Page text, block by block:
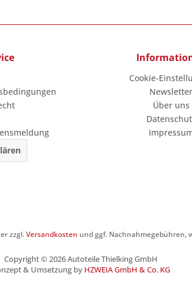
Cookie-
Newsletter
Über uns
zzgl.Versandkosten und ggf. Nachnahmegebühren,
Copyright © 2026 Autoteile Thielking GmbH
& Umsetzung by HZWEIA GmbH & Co. KG